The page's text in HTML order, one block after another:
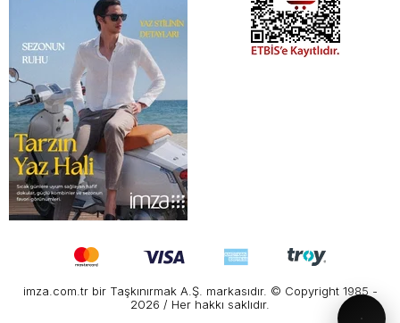
imza.com.tr bir Taşkınırmak A.Ş. markasıdır. © Copyright 1985 -
2026 / Her hakkı saklıdır.